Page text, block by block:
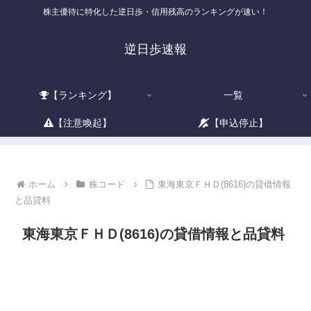
株主優待に特化した逆日歩・信用残高のランキングが速い！
逆日歩速報
【ランキング】 一覧
【注意喚起】 【申込停止】
ホーム 株コード
東海東京ＦＨＤ(8616)の貸借情報
と品貸料
東海東京ＦＨＤ(8616)の貸借情報と品貸料